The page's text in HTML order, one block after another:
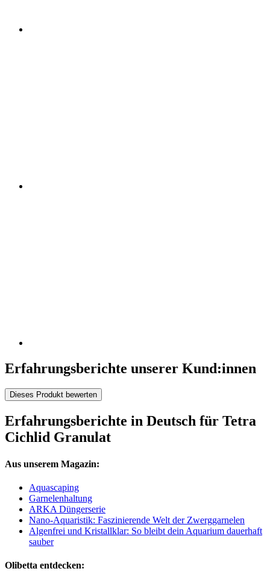
Erfahrungsberichte unserer Kund:innen
Dieses Produkt bewerten
Erfahrungsberichte in Deutsch für Tetra
Cichlid Granulat
Aus unserem Magazin:
Aquascaping
Garnelenhaltung
ARKA Düngerserie
Nano-Aquaristik: Faszinierende Welt der Zwerggarnelen
Algenfrei und Kristallklar: So bleibt dein Aquarium dauerhaft
sauber
Olibetta entdecken: